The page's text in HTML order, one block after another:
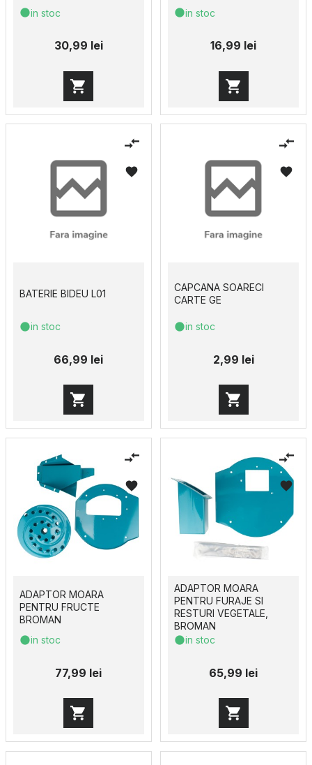
in stoc
30,99 lei
in stoc
16,99 lei
BATERIE BIDEU L01
in stoc
66,99 lei
CAPCANA SOARECI
CARTE GE
in stoc
2,99 lei
ADAPTOR MOARA
PENTRU FRUCTE
BROMAN
in stoc
77,99 lei
ADAPTOR MOARA
PENTRU FURAJE SI
RESTURI VEGETALE,
BROMAN
in stoc
65,99 lei